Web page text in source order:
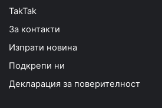
TakTak
За контакти
Изпрати новина
Подкрепи ни
Декларация за поверителност